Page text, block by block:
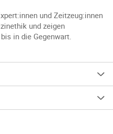
und Zeitzeug:innen
und zeigen
in die Gegenwart.